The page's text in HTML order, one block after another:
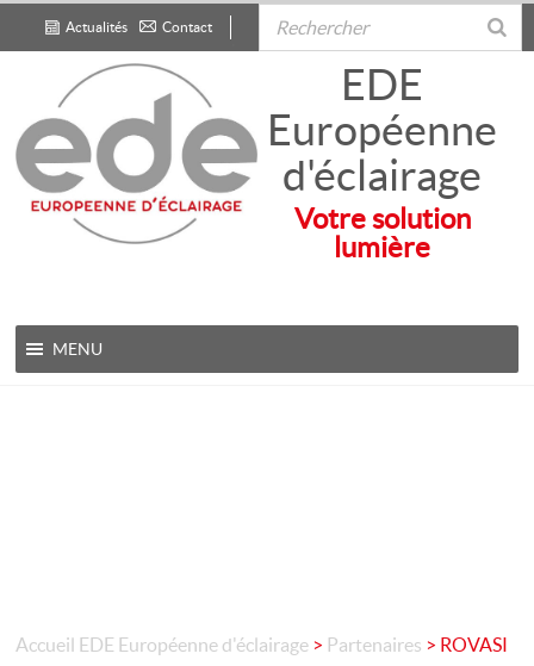
Contact
Actualités
EDE
Européenne
d'éclairage
Votre solution
lumière
MENU
Accueil EDE Européenne d'éclairage > Partenaires > ROVASI